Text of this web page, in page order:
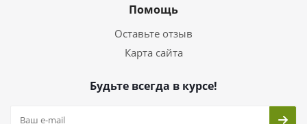
Помощь
Оставьте отзыв
Карта сайта
Будьте всегда в курсе!